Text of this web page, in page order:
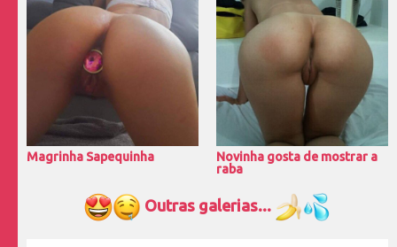
Magrinha Sapequinha
Novinha gosta de mostrar a
raba
Outras galerias...